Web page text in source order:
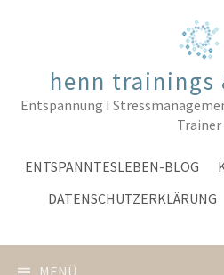
henn trainings
Entspannung I
Trainer
ENTSPANNTESLEBEN-BLOG
DATENSCHUTZERKLÄRUNG
MENÜ